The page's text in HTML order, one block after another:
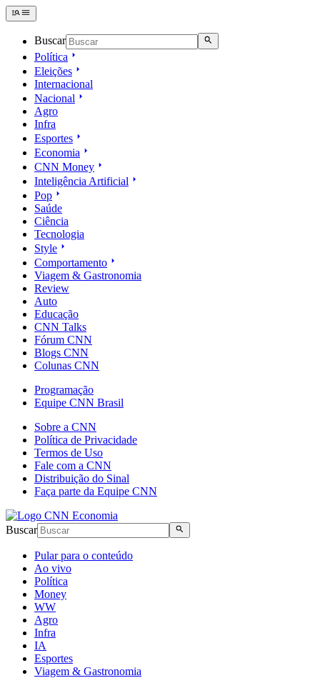
Buscar
Política
Eleições
Internacional
Nacional
Agro
Infra
Esportes
Economia
CNN Money
Inteligência Artificial
Pop
Saúde
Ciência
Tecnologia
Style
Comportamento
Viagem & Gastronomia
Review
Auto
Educação
CNN Talks
Fórum CNN
Blogs CNN
Colunas CNN
Programação
Equipe CNN Brasil
Sobre a CNN
Política de Privacidade
Termos de Uso
Fale com a CNN
Distribuição do Sinal
Faça parte da Equipe CNN
Buscar
Pular para o conteúdo
Ao vivo
Política
Money
WW
Agro
Infra
IA
Esportes
Viagem & Gastronomia